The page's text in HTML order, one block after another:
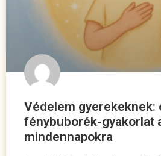
Védelem gyerekeknek:
fénybuborék-gyakorlat
mindennapokra